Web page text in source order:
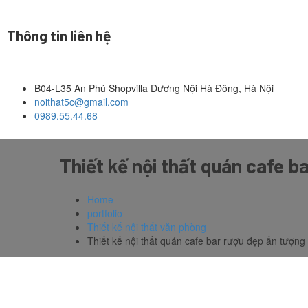
Thông tin liên hệ
B04-L35 An Phú Shopvilla Dương Nội Hà Đông, Hà Nội
noithat5c@gmail.com
0989.55.44.68
Thiết kế nội thất quán cafe
Home
portfolio
Thiết kế nội thất văn phòng
Thiết kế nội thất quán cafe bar rượu đẹp ấn tượng